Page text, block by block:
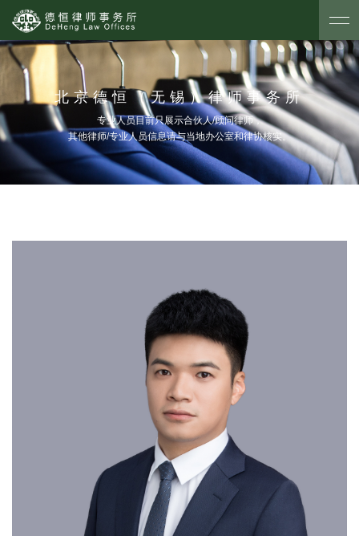
北京德恒（无锡）律师事务所
专业人员目前只展示合伙人/顾问律师，
其他律师/专业人员信息请与当地办公室和律协核实。